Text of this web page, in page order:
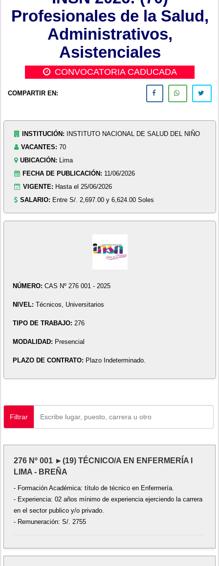
Profesionales de la Salud,
Administrativos,
Asistenciales
CONVOCATORIA CADUCADA
COMPARTIR EN:
INSTITUCIÓN: INSTITUTO NACIONAL DE SALUD DEL NIÑO
VACANTES: 70
UBICACIÓN: Lima
FECHA DE PUBLICACIÓN: 11/06/2026
VIGENTE: Hasta el 25/06/2026
SALARIO: Entre S/. 2,697.00 y 6,624.00 Soles
NÚMERO: CAS Nº 276 001 - 2025
NIVEL: Técnicos, Universitarios
TIPO DE TRABAJO: 276
MODALIDAD: Presencial
PLAZO DE CONTRATO: Plazo Indeterminado.
Filtrar
276 Nº 001 ►(19) TÉCNICO/A EN ENFERMERÍA I
LIMA - BREÑA
- Formación Académica: título de técnico en Enfermería.
- Experiencia: 02 años mínimo de experiencia ejerciendo la carrera
en el sector publico y/o privado.
- Remuneración: S/. 2755